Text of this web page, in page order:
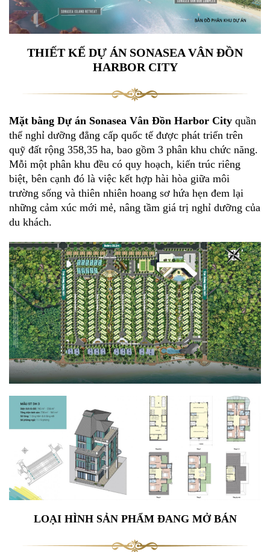
THIẾT KẾ DỰ ÁN SONASEA VÂN ĐỒN
HARBOR CITY
Mặt bằng Dự án Sonasea Vân Đồn Harbor City quần
thể nghỉ dưỡng đẳng cấp quốc tế được phát triển trên
quỹ đất rộng 358,35 ha, bao gồm 3 phân khu chức năng.
Mỗi một phân khu đều có quy hoạch, kiến trúc riêng
biệt, bên cạnh đó là việc kết hợp hài hòa giữa môi
trường sống và thiên nhiên hoang sơ hứa hẹn đem lại
những cảm xúc mới mẻ, nâng tầm giá trị nghỉ dưỡng của
du khách.
LOẠI HÌNH SẢN PHẨM ĐANG MỞ BÁN